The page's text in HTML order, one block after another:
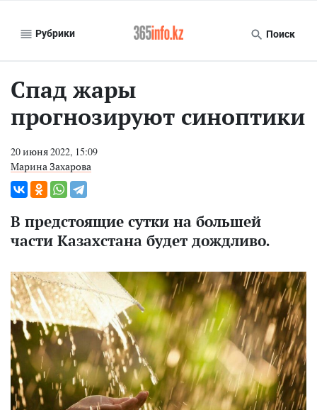
Рубрики Поиск
Спад жары
прогнозируют синоптики
20 июня 2022, 15:09
Марина Захарова
В предстоящие сутки на большей
части Казахстана будет дождливо.